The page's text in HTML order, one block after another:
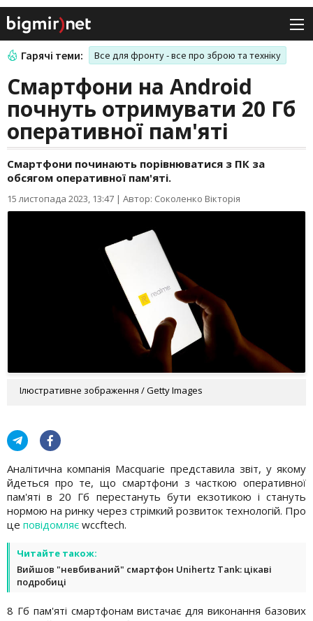
Гарячі теми: Все для фронту - все про зброю та техніку
Смартфони на Android
почнуть отримувати 20 Гб
оперативної пам'яті
Смартфони починають порівнюватися з ПК за
обсягом оперативної пам'яті.
15 листопада 2023, 13:47 | Автор: Соколенко Вікторія
Ілюстративне зображення / Getty Images
Аналітична компанія Macquarie представила звіт, у якому
йдеться про те, що смартфони з часткою оперативної
пам'яті в 20 Гб перестануть бути екзотикою і стануть
нормою на ринку через стрімкий розвиток технологій. Про
це повідомляє wccftech.
Читайте також:
Вийшов "невбиваний" смартфон Unihertz Tank: цікаві
подробиці
8 Гб пам'яті смартфонам вистачає для виконання базових